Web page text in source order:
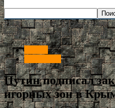
РИА Астрахань Россия Путин
игорных зон в Крыму и Сочи
Путин подписал
игорных зон в